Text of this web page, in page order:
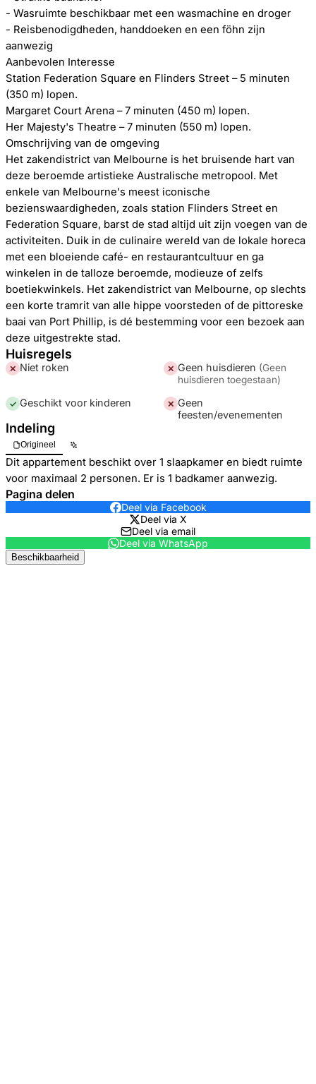
- Wasruimte beschikbaar met een wasmachine en droger
- Reisbenodigdheden, handdoeken en een föhn zijn
aanwezig
Aanbevolen Interesse
Station Federation Square en Flinders Street – 5 minuten
(350 m) lopen.
Margaret Court Arena – 7 minuten (450 m) lopen.
Her Majesty's Theatre – 7 minuten (550 m) lopen.
Omschrijving van de omgeving
Het zakendistrict van Melbourne is het bruisende hart van
deze beroemde artistieke Australische metropool. Met
enkele van Melbourne's meest iconische
bezienswaardigheden, zoals station Flinders Street en
Federation Square, barst de stad altijd uit zijn voegen van de
activiteiten. Duik in de culinaire wereld van de lokale horeca
met een bloeiende café- en restaurantcultuur en ga
winkelen in de talloze beroemde, modieuze of zelfs
boetiekwinkels. Het zakendistrict van Melbourne, op slechts
een korte tramrit van alle hippe voorsteden of de pittoreske
baai van Port Phillip, is dé bestemming voor een bezoek aan
deze uitgestrekte stad.
Huisregels
✕ Niet roken ✕ Geen huisdieren (Geen
huisdieren toegestaan)
✓ Geschikt voor kinderen ✕ Geen
feesten/evenementen
Indeling
Origineel
Dit appartement beschikt over 1 slaapkamer en biedt ruimte
voor maximaal 2 personen. Er is 1 badkamer aanwezig.
Pagina delen
Deel via Facebook
Deel via X
Deel via email
Deel via WhatsApp
Beschikbaarheid